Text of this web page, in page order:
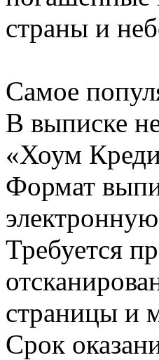
страны и
Самое
В выписке
«Хоум
Формат
Требуется
страницы и
Срок